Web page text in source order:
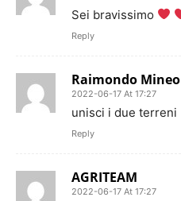
Sei bravissimo
Reply
Raimondo Mineo
2022-06-17 At 17:27
unisci i due terreni
Reply
AGRITEAM
2022-06-17 At 17:27